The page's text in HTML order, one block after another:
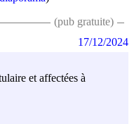
(pub gratuite)
et affectées à
17/12/2024